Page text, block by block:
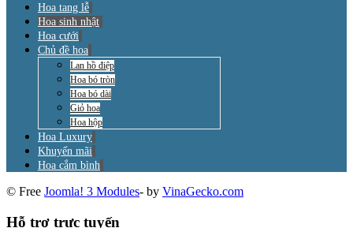
Hoa tang lễ
Hoa sinh nhật
Hoa cưới
Chủ đề hoa
Lan hồ điệp
Hoa bó tròn
Hoa bó dài
Giỏ hoa
Hoa hộp
Hoa Luxury
Khuyến mãi
Hoa cắm bình
© Free Joomla! 3 Modules- by VinaGecko.com
Hỗ trợ trực tuyến